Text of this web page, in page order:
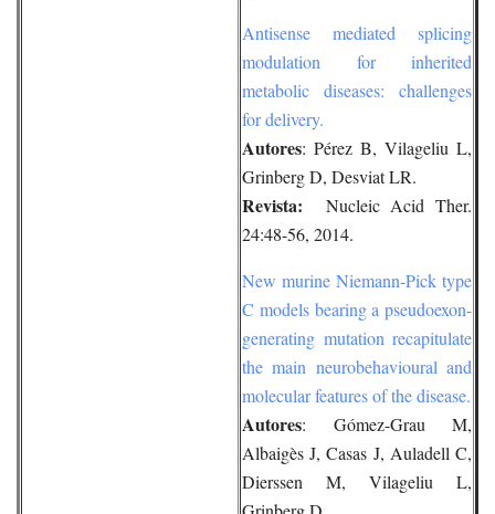
Antisense mediated splicing
modulation for inherited
metabolic diseases: challenges
for delivery.
Autores: Pérez B, Vilageliu L,
Grinberg D, Desviat LR.
Revista: Nucleic Acid Ther.
24:48-56, 2014.
New murine Niemann-Pick type
C models bearing a pseudoexon-
generating mutation recapitulate
the main neurobehavioural and
molecular features of the disease.
Autores: Gómez-Grau M,
Albaigès J, Casas J, Auladell C,
Dierssen M, Vilageliu L,